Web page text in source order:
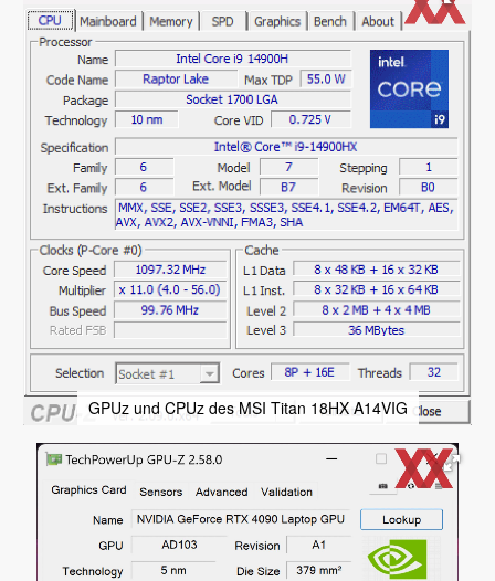
GPUz und CPUz des MSI Titan 18HX A14VIG